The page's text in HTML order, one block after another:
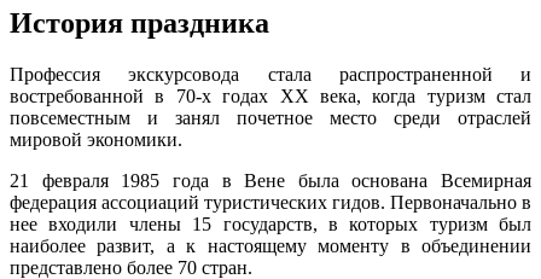
История праздника
Профессия экскурсовода стала распространенной и
востребованной в 70-х годах XX века, когда туризм стал
повсеместным и занял почетное место среди отраслей
мировой экономики.
21 февраля 1985 года в Вене была основана Всемирная
федерация ассоциаций туристических гидов. Первоначально в
нее входили члены 15 государств, в которых туризм был
наиболее развит, а к настоящему моменту в объединении
представлено более 70 стран.